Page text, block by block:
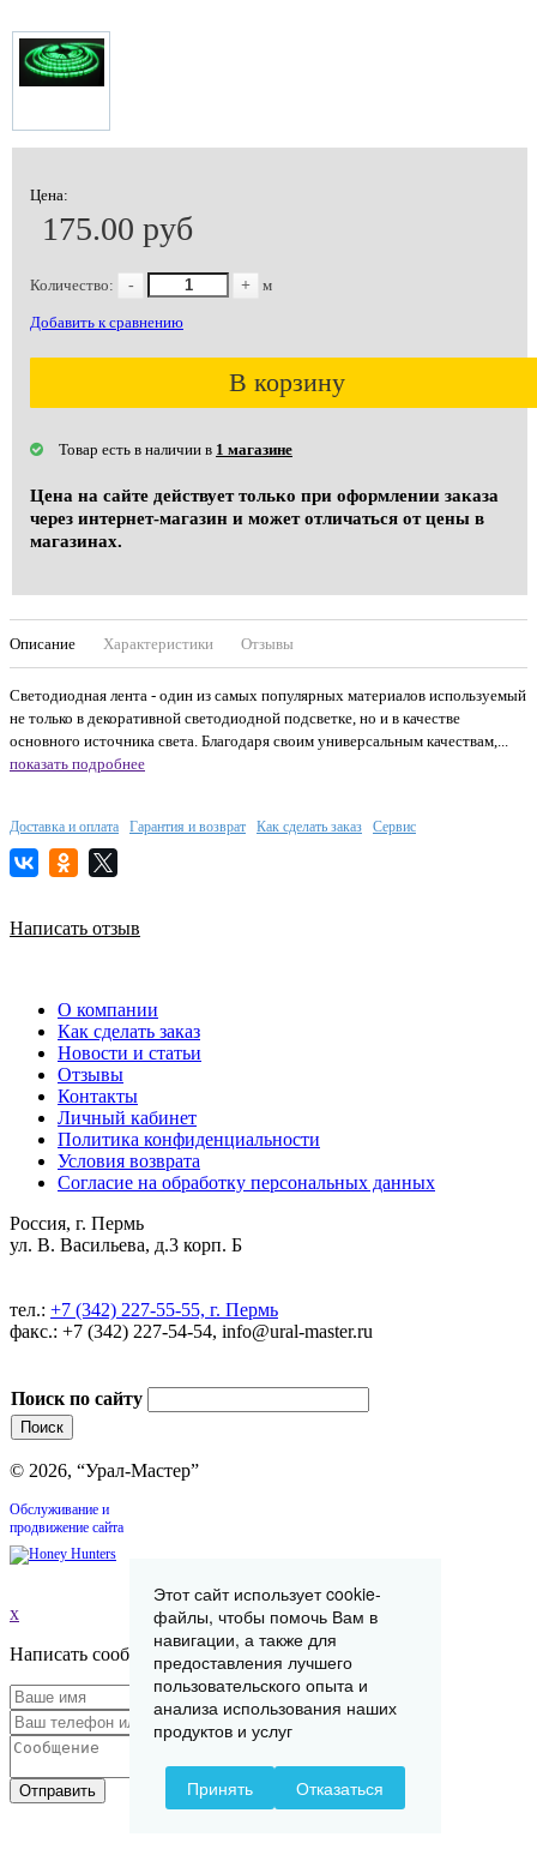
Цена:
175.00 руб
Количество: - + м
Добавить к сравнению
В корзину
Товар есть в наличии в 1 магазине
Цена на сайте действует только при оформлении заказа
через интернет-магазин и может отличаться от цены в
магазинах.
Описание Характеристики Отзывы
Светодиодная лента - один из самых популярных материалов используемый
не только в декоративной светодиодной подсветке, но и в качестве
основного источника света. Благодаря своим универсальным качествам,...
показать подробнее
Доставка и оплата Гарантия и возврат Как сделать заказ Сервис
Написать отзыв
О компании
Как сделать заказ
Новости и статьи
Отзывы
Контакты
Личный кабинет
Политика конфиденциальности
Условия возврата
Согласие на обработку персональных данных
Россия, г. Пермь
ул. В. Васильева, д.3 корп. Б
тел.: +7 (342) 227-55-55, г. Пермь
факс.: +7 (342) 227-54-54, info@ural-master.ru
Поиск по сайту
© 2026, “Урал-Мастер”
Обслуживание и
продвижение сайта
x
Написать сообщение
Отправить
Этот сайт использует cookie-
файлы, чтобы помочь Вам в
навигации, а также для
предоставления лучшего
пользовательского опыта и
анализа использования наших
продуктов и услуг
Принять Отказаться